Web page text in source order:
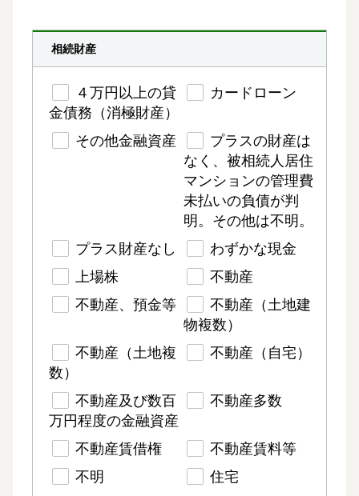
相続財産
４万円以上の貸
金債務（消極財産）
カードローン
その他金融資産
プラスの財産は
なく、被相続人居住
マンションの管理費
未払いの負債が判
明。その他は不明。
プラス財産なし
わずかな現金
上場株
不動産
不動産、預金等
不動産（土地建
物複数）
不動産（土地複
数）
不動産（自宅）
不動産及び数百
万円程度の金融資産
不動産多数
不動産賃借権
不動産賃料等
不明
住宅